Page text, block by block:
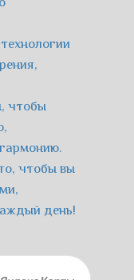
чтобы
чтобы вы
день!